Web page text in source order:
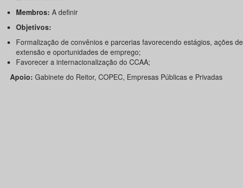
Membros: A definir
Objetivos:
Formalização de convênios e parcerias favorecendo estágios, ações de
extensão e oportunidades de emprego;
Favorecer a internacionalização do CCAA;
Apoio: Gabinete do Reitor, COPEC, Empresas Públicas e Privadas